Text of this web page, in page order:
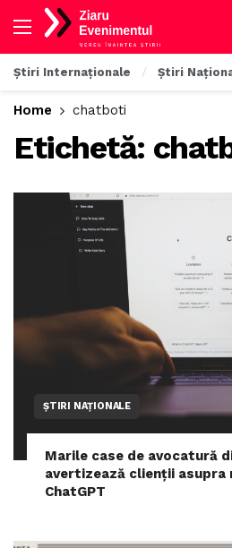
Știri Internaționale Știri
Home chatboti
Etichetă:
ȘTIRI NAȚIONALE
Marile case de avocatură
avertizează clienții
ChatGPT